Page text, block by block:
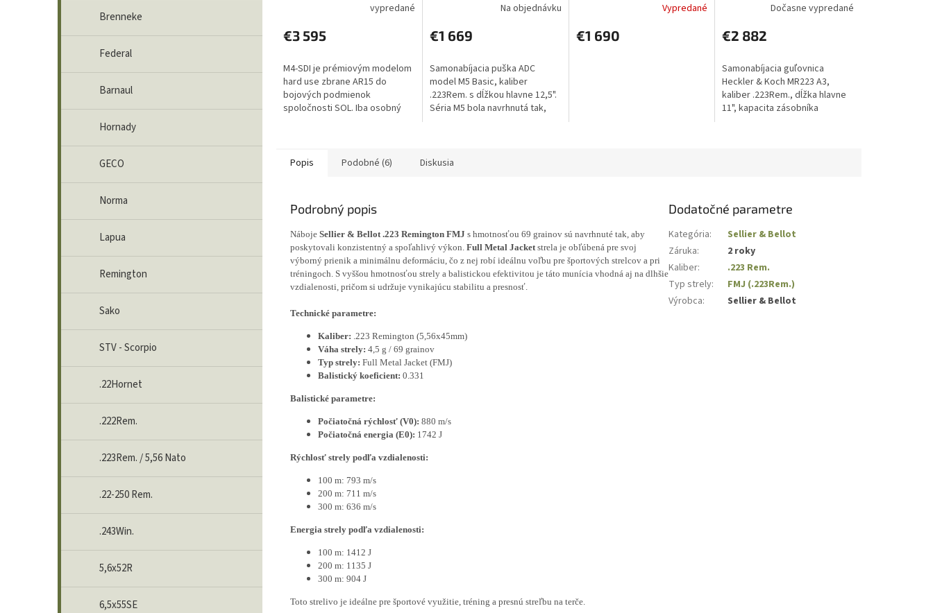
Brenneke
Federal
Barnaul
Hornady
GECO
Norma
Lapua
Remington
Sako
STV - Scorpio
.22Hornet
.222Rem.
.223Rem. / 5,56 Nato
.22-250 Rem.
.243Win.
5,6x52R
6,5x55SE
vypredané
€3 595
M4-SDI je prémiovým modelom
hard use zbrane AR15 do
bojových podmienok
spoločnosti SOL. Iba osobný
Na objednávku
€1 669
Samonabíjacia puška ADC
model M5 Basic, kaliber
.223Rem. s dĺžkou hlavne 12,5".
Séria M5 bola navrhnutá tak,
Vypredané
€1 690
Dočasne vypredané
€2 882
Samonabíjacia guľovnica
Heckler & Koch MR223 A3,
kaliber .223Rem., dĺžka hlavne
11", kapacita zásobníka
Popis Podobné (6) Diskusia
Podrobný popis
Náboje Sellier & Bellot .223 Remington FMJ s hmotnosťou 69 grainov sú navrhnuté tak, aby
poskytovali konzistentný a spoľahlivý výkon. Full Metal Jacketstrela je obľúbená pre svoj
výborný prienik a minimálnu deformáciu, čo z nej robí ideálnu voľbu pre športových strelcov a pri
tréningoch. S vyššou hmotnosťou strely a balistickou efektivitou je táto munícia vhodná aj na dlhšie
vzdialenosti, pričom si udržuje vynikajúcu stabilitu a presnosť.
Technické parametre:
Kaliber: .223 Remington (5,56x45mm)
Váha strely: 4,5 g / 69 grainov
Typ strely: Full Metal Jacket (FMJ)
Balistický koeficient: 0.331
Balistické parametre:
Počiatočná rýchlosť (V0): 880 m/s
Počiatočná energia (E0): 1742 J
Rýchlosť strely podľa vzdialenosti:
100 m: 793 m/s
200 m: 711 m/s
300 m: 636 m/s
Energia strely podľa vzdialenosti:
100 m: 1412 J
200 m: 1135 J
300 m: 904 J
Toto strelivo je ideálne pre športové využitie, tréning a presnú streľbu na terče.
Dodatočné parametre
Kategória:
Sellier & Bellot
Záruka:
2 roky
Kaliber:
.223 Rem.
Typ strely:
FMJ (.223Rem.)
Výrobca: Sellier & Bellot